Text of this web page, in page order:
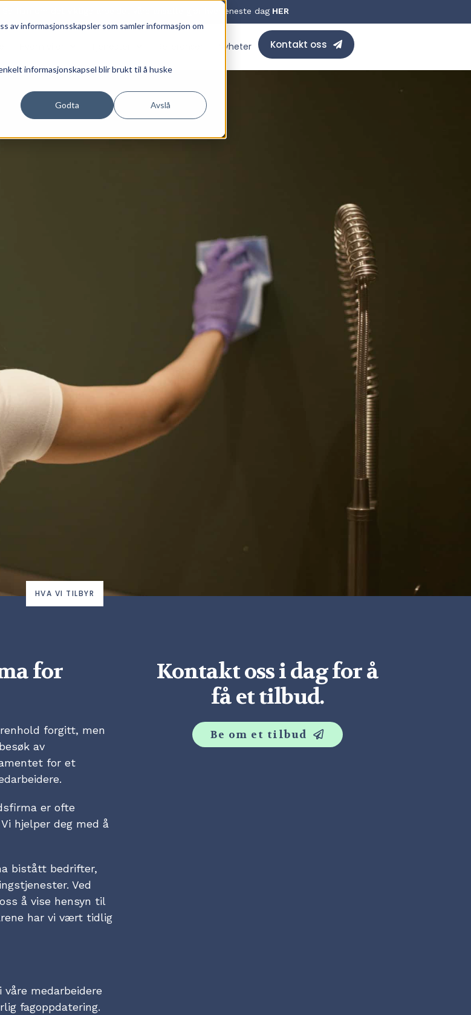
av informasjonsskapsler som samler informasjon om
informasjonskapsel blir brukt til å huske
Godta Avslå
Se film om det viktige arbeidet våre ansatte gjør hver eneste dag HER
Nyheter Kontakt oss
HVA VI TILBYR
for
forgitt, men
av
for et
er ofte
hjelper deg med å
bistått bedrifter,
Ved
å vise hensyn til
har vi vært tidlig
medarbeidere
fagoppdatering.
Kontakt oss i dag for å
få et tilbud.
Be om et tilbud